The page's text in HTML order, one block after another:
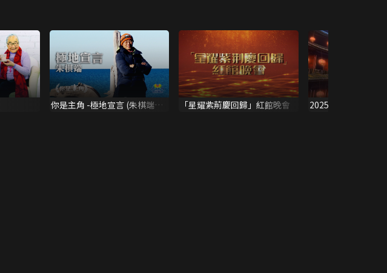
你是主角 -極地宣言 (朱棋端見
「星耀紫荊慶回歸」紅館晚會
2025客家春晚‧粵